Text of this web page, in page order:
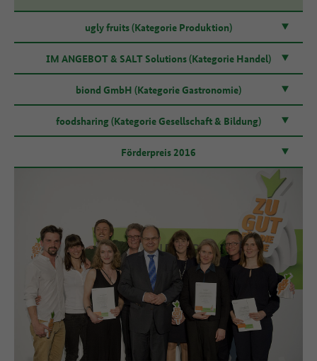
ugly fruits (Kategorie Produktion)
IM ANGEBOT & SALT Solutions (Kategorie Handel)
biond GmbH (Kategorie Gastronomie)
foodsharing (Kategorie Gesellschaft & Bildung)
Förderpreis 2016